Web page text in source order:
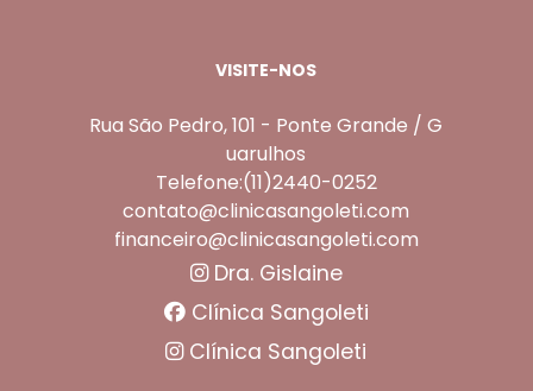
VISITE-NOS
Rua São Pedro, 101 - Ponte Grande / G
uarulhos
Telefone:(11)2440-0252
contato@clinicasangoleti.com
financeiro@clinicasangoleti.com
Dra. Gislaine
Clínica Sangoleti
Clínica Sangoleti